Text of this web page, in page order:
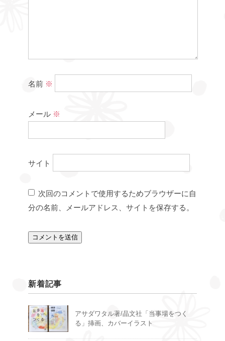
名前 ※
メール ※
サイト
次回のコメントで使用するためブラウザーに自
分の名前、メールアドレス、サイトを保存する。
新着記事
アサダワタル著/晶文社「当事場をつく
る」挿画、カバーイラスト